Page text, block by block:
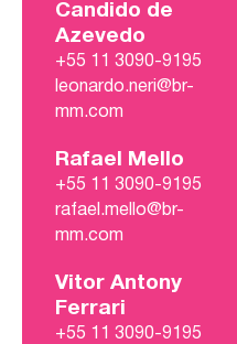
Candido de
Azevedo
+55 11 3090-9195
leonardo.neri@br-
mm.com
Rafael Mello
+55 11 3090-9195
rafael.mello@br-
mm.com
Vitor Antony
Ferrari
+55 11 3090-9195